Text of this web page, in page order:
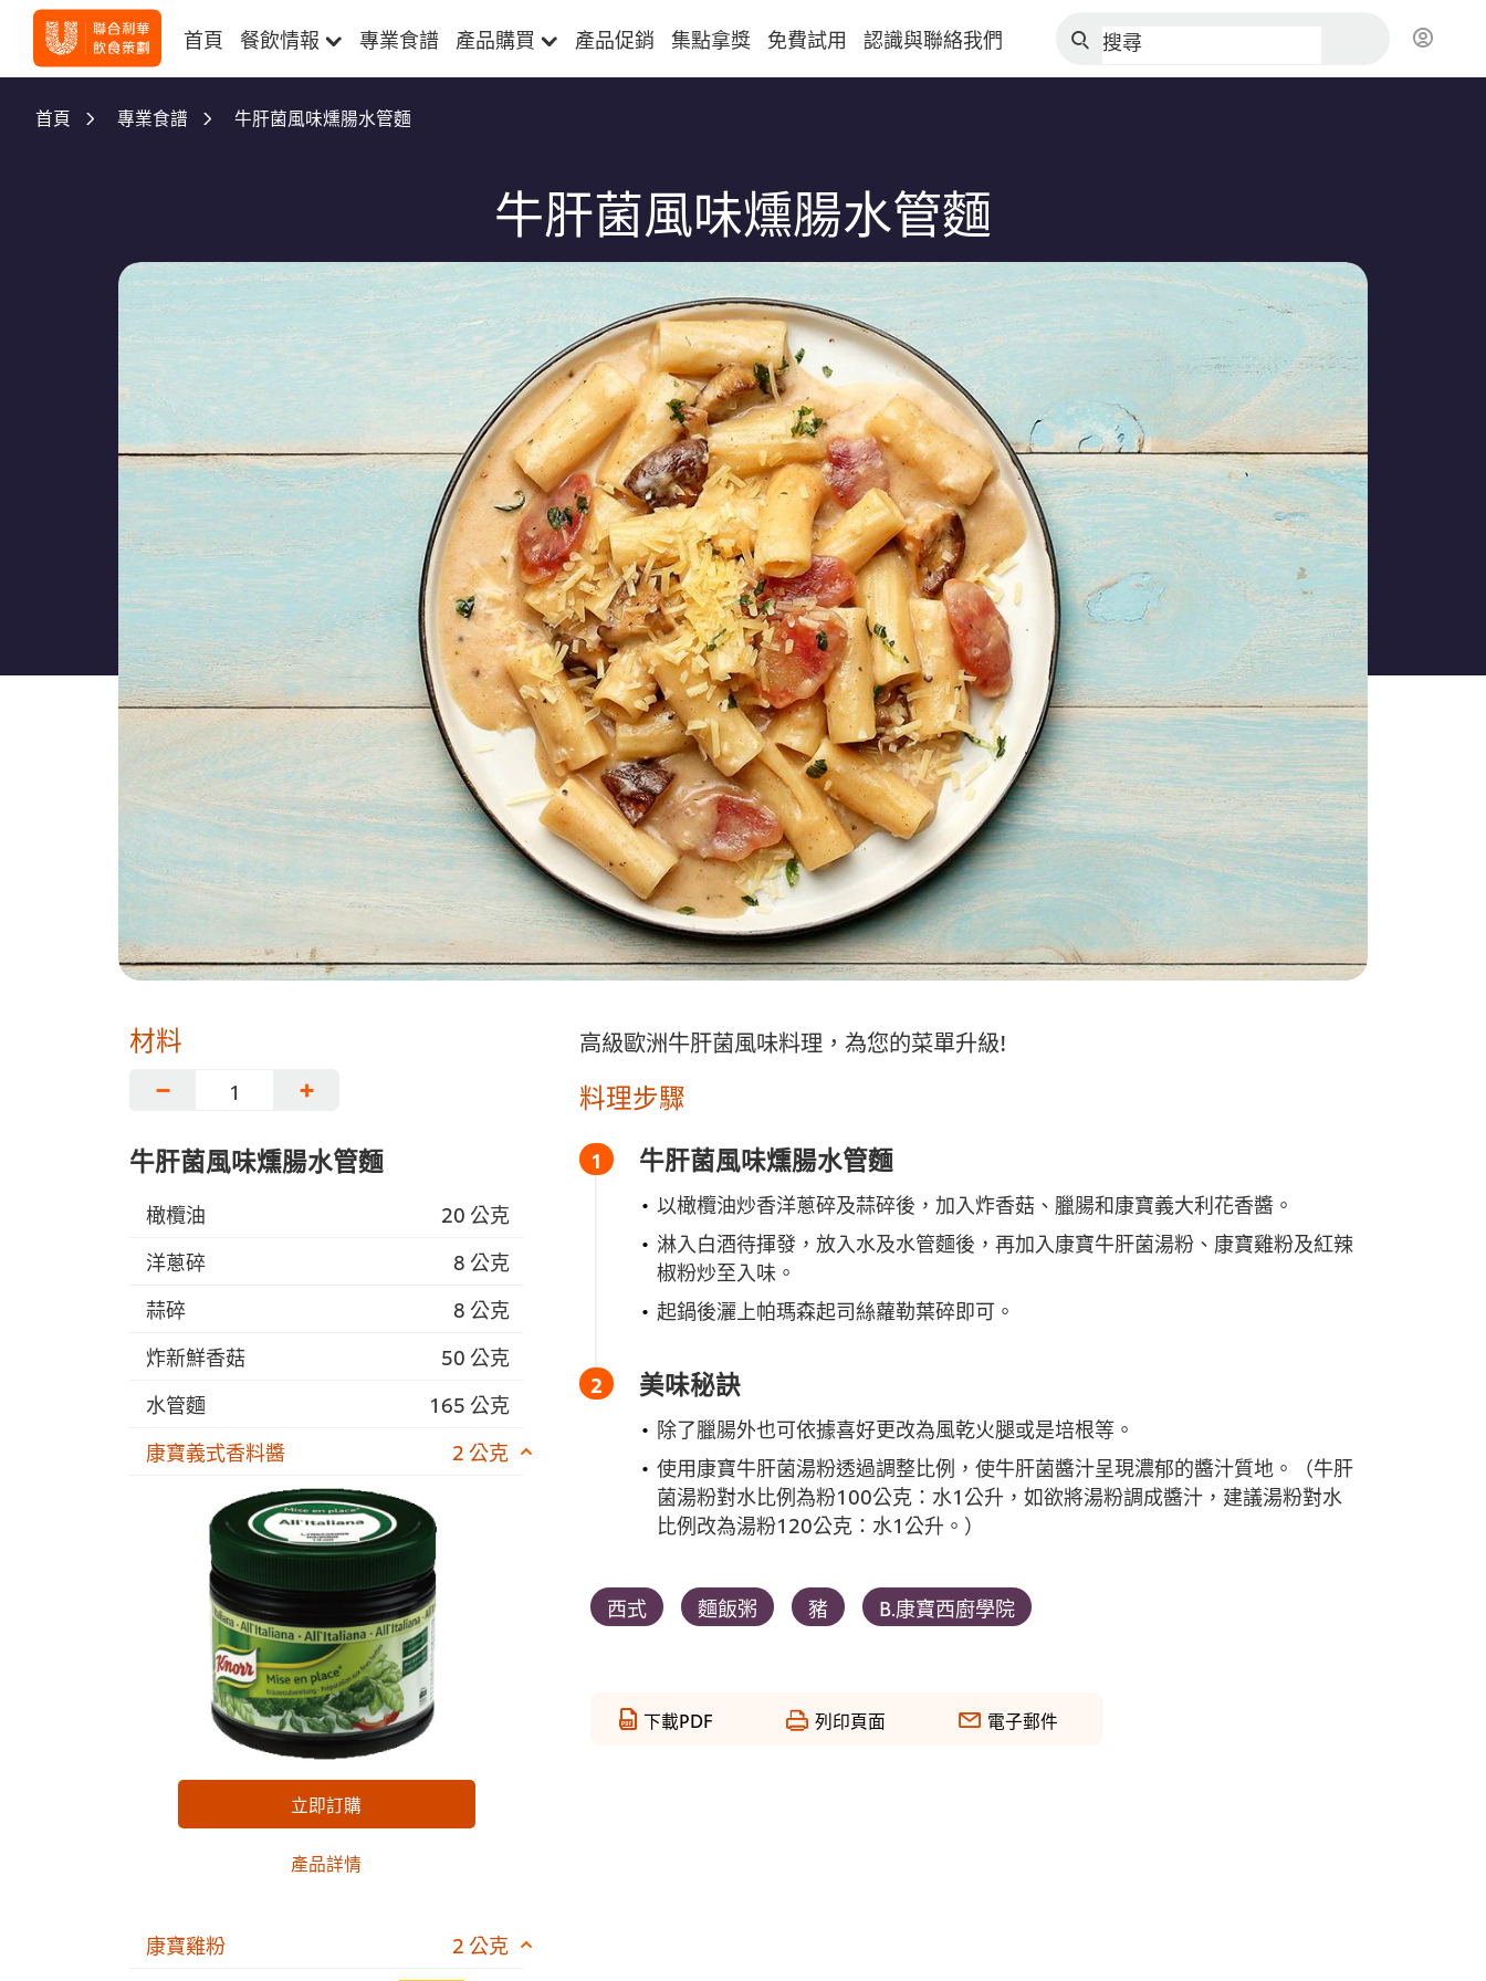
首頁 餐飲情報 專業食譜 產品購買 產品促銷 集點拿獎 免費試用 認識與聯絡我們 搜尋
首頁 專業食譜 牛肝菌風味燻腸水管麵
牛肝菌風味燻腸水管麵
材料
−
+
牛肝菌風味燻腸水管麵
橄欖油
20 公克
洋蔥碎
8 公克
蒜碎
8 公克
炸新鮮香菇
50 公克
水管麵
165 公克
康寶義式香料醬
2 公克
立即訂購
產品詳情
康寶雞粉 2 公克
高級歐洲牛肝菌風味料理，為您的菜單升級!
料理步驟
牛肝菌風味燻腸水管麵
以橄欖油炒香洋蔥碎及蒜碎後，加入炸香菇、臘腸和康寶義大利花香醬。
淋入白酒待揮發，放入水及水管麵後，再加入康寶牛肝菌湯粉、康寶雞粉及紅辣
椒粉炒至入味。
起鍋後灑上帕瑪森起司絲蘿勒葉碎即可。
美味秘訣
除了臘腸外也可依據喜好更改為風乾火腿或是培根等。
使用康寶牛肝菌湯粉透過調整比例，使牛肝菌醬汁呈現濃郁的醬汁質地。（牛肝
菌湯粉對水比例為粉100公克：水1公升，如欲將湯粉調成醬汁，建議湯粉對水
比例改為湯粉120公克：水1公升。）
西式 麵飯粥 豬 B.康寶西廚學院
下載PDF 列印頁面 電子郵件